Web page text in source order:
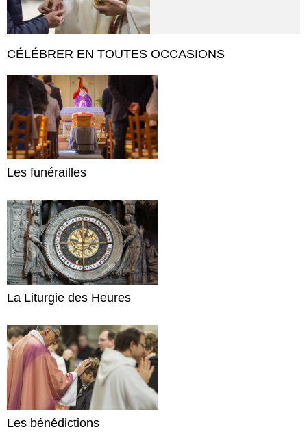
CÉLÉBRER EN TOUTES OCCASIONS
Les funérailles
La Liturgie des Heures
Les bénédictions